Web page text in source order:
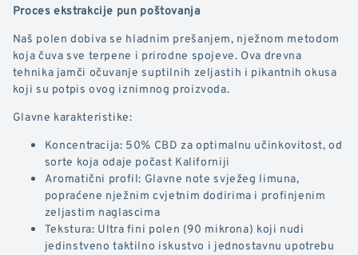
Proces ekstrakcije pun poštovanja
Naš polen dobiva se hladnim prešanjem, nježnom metodom
koja čuva sve terpene i prirodne spojeve. Ova drevna
tehnika jamči očuvanje suptilnih zeljastih i pikantnih okusa
koji su potpis ovog iznimnog proizvoda.
Glavne karakteristike:
Koncentracija: 50% CBD za optimalnu učinkovitost, od
sorte koja odaje počast Kaliforniji
Aromatični profil: Glavne note svježeg limuna,
popraćene nježnim cvjetnim dodirima i profinjenim
zeljastim naglascima
Tekstura: Ultra fini polen (90 mikrona) koji nudi
jedinstveno taktilno iskustvo i jednostavnu upotrebu